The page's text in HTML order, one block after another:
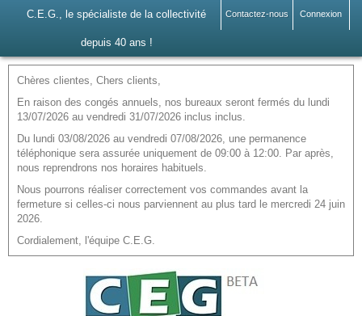
Connexion
Contactez-nous
C.E.G., le spécialiste de la collectivité
depuis 40 ans !
Chères clientes, Chers clients,
En raison des congés annuels, nos bureaux seront fermés du lundi
13/07/2026 au vendredi 31/07/2026 inclus inclus.
Du lundi 03/08/2026 au vendredi 07/08/2026, une permanence
téléphonique sera assurée uniquement de 09:00 à 12:00. Par après,
nous reprendrons nos horaires habituels.
Nous pourrons réaliser correctement vos commandes avant la
fermeture si celles-ci nous parviennent au plus tard le mercredi 24 juin
2026.
Cordialement, l'équipe C.E.G.